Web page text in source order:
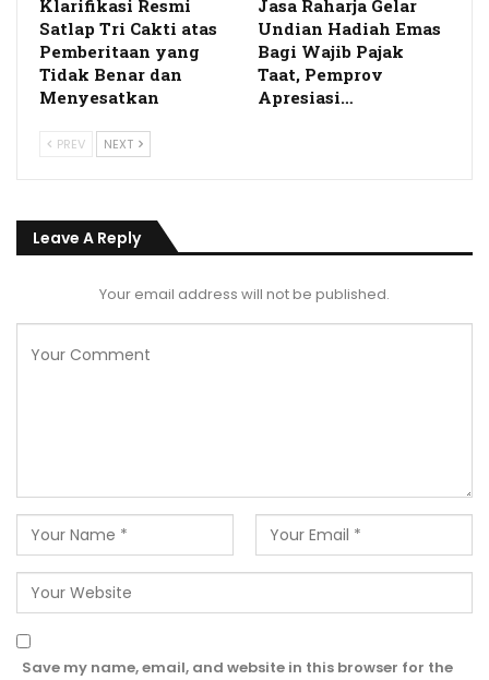
Klarifikasi Resmi
Satlap Tri Cakti atas
Pemberitaan yang
Tidak Benar dan
Menyesatkan
Jasa Raharja Gelar
Undian Hadiah Emas
Bagi Wajib Pajak
Taat, Pemprov
Apresiasi…
PREV NEXT
Leave A Reply
Your email address will not be published.
Save my name, email, and website in this browser for the